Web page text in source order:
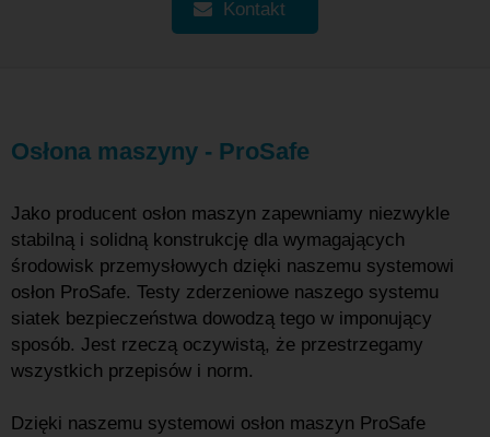
Kontakt
Osłona maszyny - ProSafe
Jako producent osłon maszyn zapewniamy niezwykle
stabilną i solidną konstrukcję dla wymagających
środowisk przemysłowych dzięki naszemu systemowi
osłon ProSafe. Testy zderzeniowe naszego systemu
siatek bezpieczeństwa dowodzą tego w imponujący
sposób. Jest rzeczą oczywistą, że przestrzegamy
wszystkich przepisów i norm.
Dzięki naszemu systemowi osłon maszyn ProSafe